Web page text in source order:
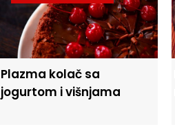
Plazma kolač sa
jogurtom i višnjama